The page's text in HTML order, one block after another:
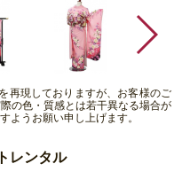
再現しておりますが、お客様のご
の色・質感とは若干異なる場合が
ようお願い申し上げます。
レンタル